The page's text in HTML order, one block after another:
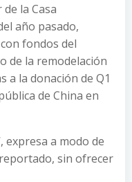
la Casa
año pasado,
fondos del
de la remodelación
a la donación de Q1
de China en
expresa a modo de
sin ofrecer